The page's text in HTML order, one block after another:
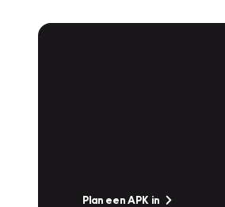
Plan een APK in